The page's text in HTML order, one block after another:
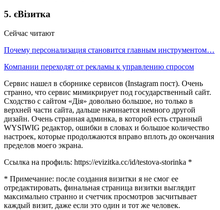
5. єВізитка
Сейчас читают
Почему персонализация становится главным инструментом…
Компании переходят от рекламы к управлению спросом
Сервис нашел в сборнике сервисов (Instagram пост). Очень
странно, что сервис мимикрирует под государственный сайт.
Сходство с сайтом «Дія» довольно большое, но только в
верхней части сайта, дальше начинается немного другой
дизайн. Очень странная админка, в которой есть странный
WYSIWIG редактор, ошибки в словах и большое количество
настроек, которые продолжаются вправо вплоть до окончания
пределов моего экрана.
Ссылка на профиль: https://evizitka.cc/id/testova-storinka *
* Примечание: после создания визитки я не смог ее
отредактировать, финальная страница визитки выглядит
максимально странно и счетчик просмотров засчитывает
каждый визит, даже если это один и тот же человек.